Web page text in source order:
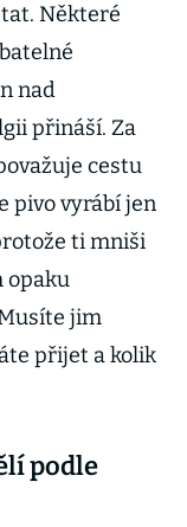
Některé
nad
přináší. Za
cestu
pivo vyrábí jen
ti mniši
opaku
jim
přijet a kolik
podle